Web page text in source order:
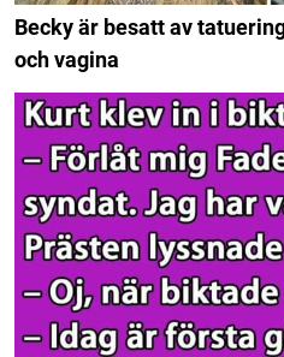
Becky är besatt av
och vagina